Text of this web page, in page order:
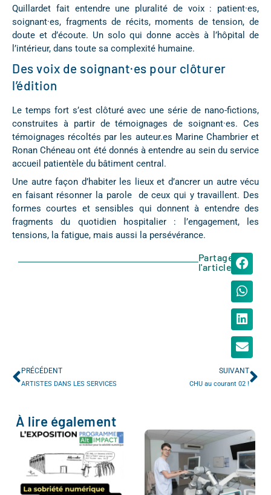
Quillardet fait entendre une pluralité de voix : patient·es,
soignant·es, fragments de récits, moments de tension, de
doute et d’écoute. Un solo qui donne accès à l’hôpital de
l’intérieur, dans toute sa complexité humaine.
Des voix de soignant·es pour clôturer
l’édition
Le temps fort s’est clôturé avec une série de nano-fictions,
construites à partir de témoignages de soignant·es. Ces
témoignages récoltés par les auteur.es Marine Chambrier et
Ronan Chéneau ont été donnés à entendre au sein du service
accueil patientèle du bâtiment central.
Une autre façon d’habiter les lieux et d’ancrer un autre vécu
en faisant résonner la parole de ceux qui y travaillent. Des
formes courtes et sensibles qui donnent à entendre des
fragments du quotidien hospitalier : l’engagement, les
tensions, la fatigue, mais aussi la persévérance.
Partager
l'article
PRÉCÉDENT
ARTISTES DANS LES SERVICES
SUIVANT
CHU au courant 02 !
À lire également